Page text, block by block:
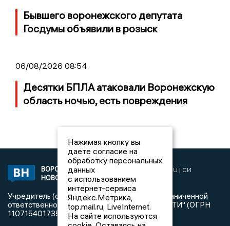
Бывшего воронежского депутата
Госдумы объявили в розыск
06/08/2026 08:54
Десятки БПЛА атаковали Воронежскую
область ночью, есть повреждения
ВОРОНЕЖСКИЕ
НОВОСТИ
2019 © VORONEZHNEWS.RU | СИ
«Воронежские новости»
Учредитель (соучредители): Общество с ограниченной
ответственностью "РЕГИОНАЛЬНЫЕ НОВОСТИ" (ОГРН
1107154017354)
Нажимая кнопку вы
даете согласие на
обработку персональных
данных
с использованием
интернет-сервиса
Яндекс.Метрика,
top.mail.ru, LiveInternet.
На сайте используются